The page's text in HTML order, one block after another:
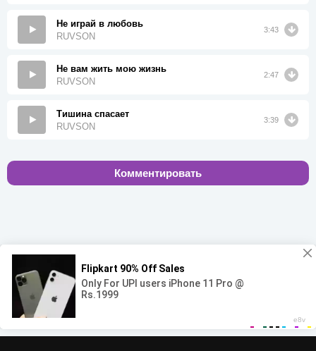
Не играй в любовь
RUVSON
3:43
Не вам жить мою жизнь
RUVSON
2:47
Тишина спасает
RUVSON
3:39
Комментировать
00:00